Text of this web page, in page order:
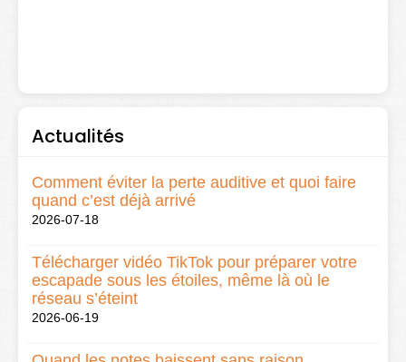
Actualités
Comment éviter la perte auditive et quoi faire
quand c’est déjà arrivé
2026-07-18
Télécharger vidéo TikTok pour préparer votre
escapade sous les étoiles, même là où le
réseau s’éteint
2026-06-19